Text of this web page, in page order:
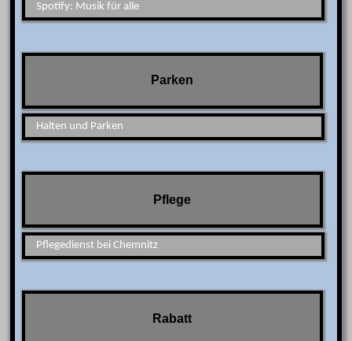
Spotify: Musik für alle
Parken
Halten und Parken
Pflege
Pflegedienst bei Chemnitz
Rabatt